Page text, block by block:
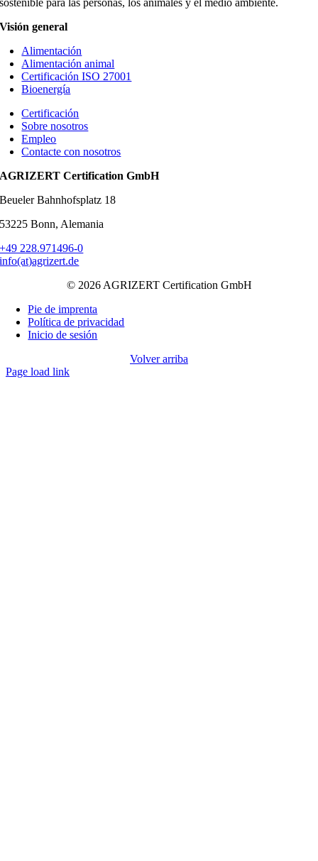
sostenible para las personas, los animales y el medio ambiente.
Visión general
Alimentación
Alimentación animal
Certificación ISO 27001
Bioenergía
Certificación
Sobre nosotros
Empleo
Contacte con nosotros
AGRIZERT Certification GmbH
Beueler Bahnhofsplatz 18
53225 Bonn, Alemania
+49 228.971496-0
info(at)agrizert.de
© 2026 AGRIZERT Certification GmbH
Pie de imprenta
Política de privacidad
Inicio de sesión
Volver arriba
Page load link